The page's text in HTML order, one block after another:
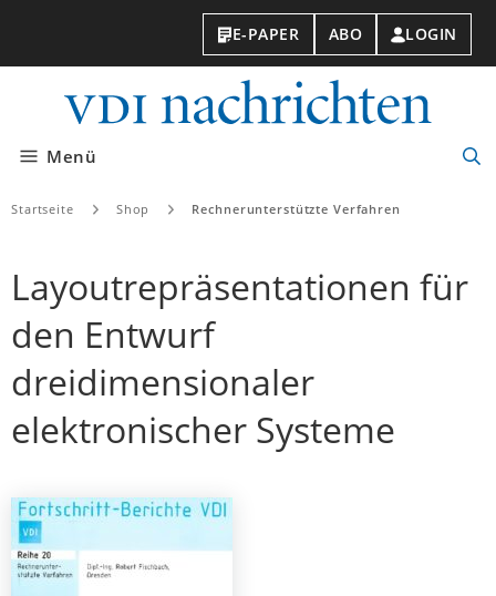
E-PAPER ABO LOGIN
Menü
Startseite Shop Rechnerunterstützte Verfahren
Layoutrepräsentationen für
den Entwurf
dreidimensionaler
elektronischer Systeme